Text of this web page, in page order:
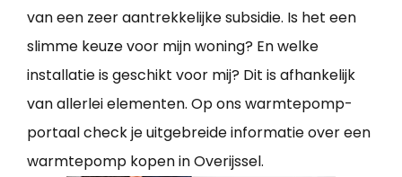
van een zeer aantrekkelijke subsidie. Is het een
slimme keuze voor mijn woning? En welke
installatie is geschikt voor mij? Dit is afhankelijk
van allerlei elementen. Op ons warmtepomp-
portaal check je uitgebreide informatie over een
warmtepomp kopen in Overijssel.